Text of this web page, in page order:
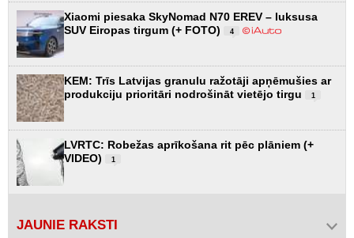
Xiaomi piesaka SkyNomad N70 EREV – luksusa
SUV Eiropas tirgum (+ FOTO)
4
KEM: Trīs Latvijas granulu ražotāji apņēmušies ar
produkciju prioritāri nodrošināt vietējo tirgu
1
LVRTC: Robežas aprīkošana rit pēc plāniem (+
VIDEO)
1
JAUNIE RAKSTI